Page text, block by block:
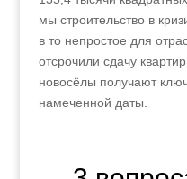
мы строительство в
в то непростое для
отсрочили сдачу
новосёлы получают
намеченной даты.